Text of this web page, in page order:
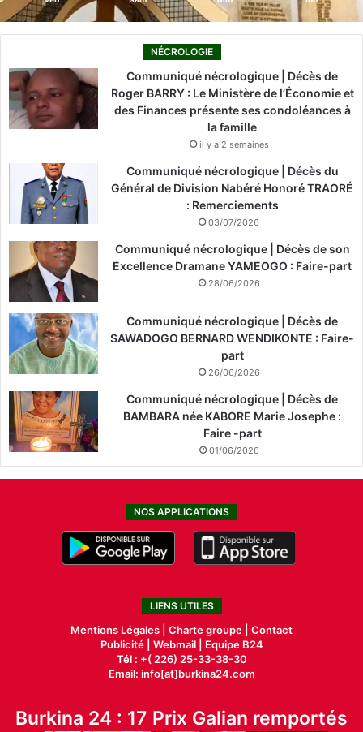
NÉCROLOGIE
Communiqué nécrologique | Décès de
Roger BARRY : Le Ministère de l’Économie et
des Finances présente ses condoléances à
la famille
il y a 2 semaines
Communiqué nécrologique | Décès du
Général de Division Nabéré Honoré TRAORÉ
: Remerciements
03/07/2026
Communiqué nécrologique | Décès de son
Excellence Dramane YAMEOGO : Faire-part
28/06/2026
Communiqué nécrologique | Décès de
SAWADOGO BERNARD WENDIKONTE : Faire-
part
26/06/2026
Communiqué nécrologique | Décès de
BAMBARA née KABORE Marie Josephe :
Faire -part
01/06/2026
NOS APPLICATIONS
LIENS UTILES
Mentions Légales | Charte groupe | Contact
Publicité| Webmail |
Equipe B24
Tél : +( 226) 25-33-38-30
Email: info[at]burkina24.com
Burkina 24 : 17 Prix Galian remportés